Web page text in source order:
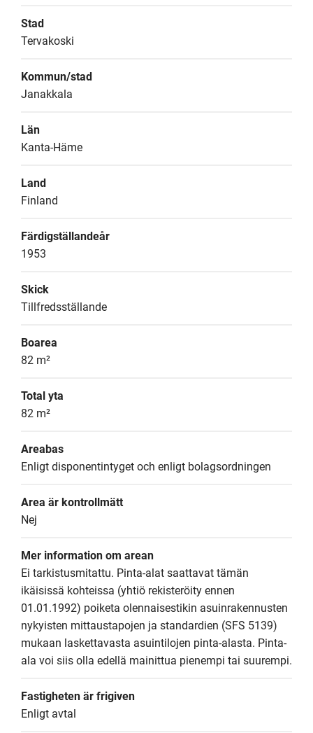
Stad
Tervakoski
Kommun/stad
Janakkala
Län
Kanta-Häme
Land
Finland
Färdigställandeår
1953
Skick
Tillfredsställande
Boarea
82 m²
Total yta
82 m²
Areabas
Enligt disponentintyget och enligt bolagsordningen
Area är kontrollmätt
Nej
Mer information om arean
Ei tarkistusmitattu. Pinta-alat saattavat tämän
ikäisissä kohteissa (yhtiö rekisteröity ennen
01.01.1992) poiketa olennaisestikin asuinrakennusten
nykyisten mittaustapojen ja standardien (SFS 5139)
mukaan laskettavasta asuintilojen pinta-alasta. Pinta-
ala voi siis olla edellä mainittua pienempi tai suurempi.
Fastigheten är frigiven
Enligt avtal